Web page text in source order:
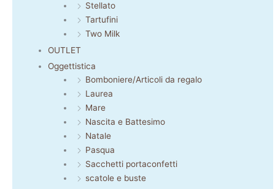
Stellato
Tartufini
Two Milk
OUTLET
Oggettistica
Bomboniere/Articoli da regalo
Laurea
Mare
Nascita e Battesimo
Natale
Pasqua
Sacchetti portaconfetti
scatole e buste